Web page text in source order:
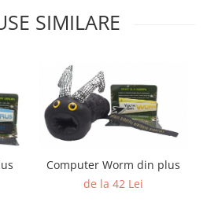
SIMILARE
Computer Worm din plus
de la 42 Lei